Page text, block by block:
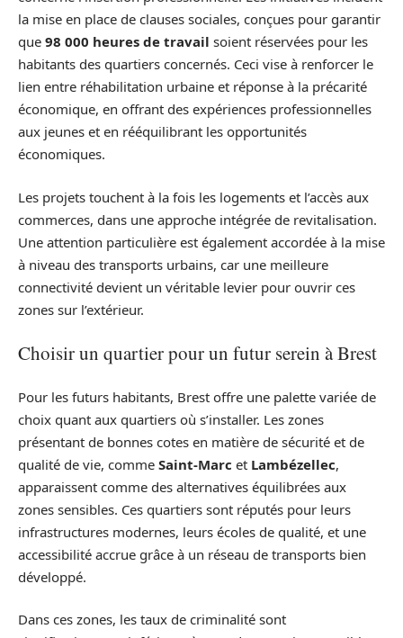
la mise en place de clauses sociales, conçues pour garantir
que 98 000 heures de travail soient réservées pour les
habitants des quartiers concernés. Ceci vise à renforcer le
lien entre réhabilitation urbaine et réponse à la précarité
économique, en offrant des expériences professionnelles
aux jeunes et en rééquilibrant les opportunités
économiques.
Les projets touchent à la fois les logements et l’accès aux
commerces, dans une approche intégrée de revitalisation.
Une attention particulière est également accordée à la mise
à niveau des transports urbains, car une meilleure
connectivité devient un véritable levier pour ouvrir ces
zones sur l’extérieur.
Choisir un quartier pour un futur serein à Brest
Pour les futurs habitants, Brest offre une palette variée de
choix quant aux quartiers où s’installer. Les zones
présentant de bonnes cotes en matière de sécurité et de
qualité de vie, comme Saint-Marc et Lambézellec,
apparaissent comme des alternatives équilibrées aux
zones sensibles. Ces quartiers sont réputés pour leurs
infrastructures modernes, leurs écoles de qualité, et une
accessibilité accrue grâce à un réseau de transports bien
développé.
Dans ces zones, les taux de criminalité sont